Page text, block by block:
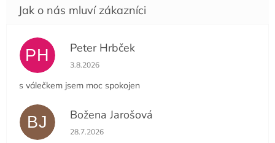
PH Peter Hrbček
Hodnocení obchodu je 5 z 5 hvězdiček.
3.8.2026
s válečkem jsem moc spokojen
BJ Božena Jarošová
Hodnocení obchodu je 5 z 5 hvězdiček.
28.7.2026